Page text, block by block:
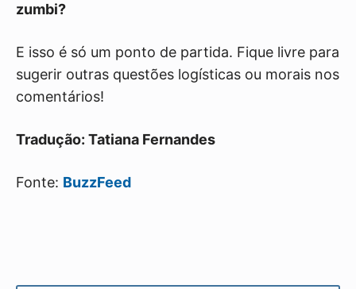
zumbi?
E isso é só um ponto de partida. Fique livre para
sugerir outras questões logísticas ou morais nos
comentários!
Tradução: Tatiana Fernandes
Fonte: BuzzFeed